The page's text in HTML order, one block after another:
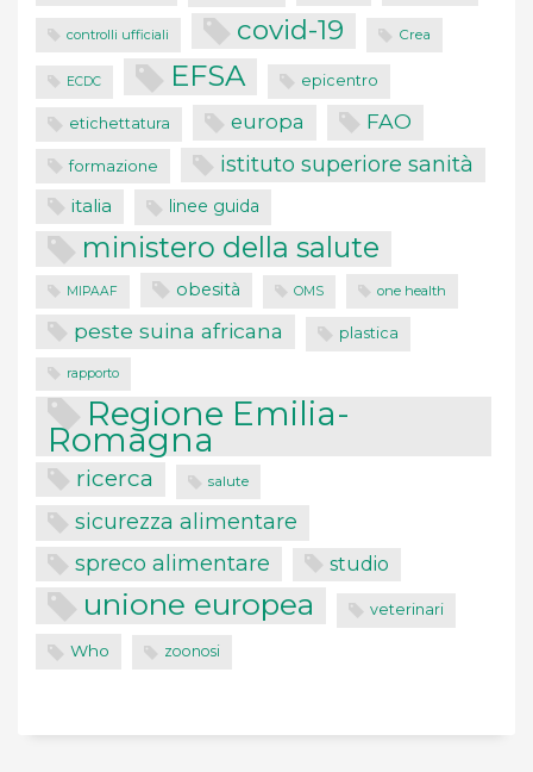
controlli ufficiali covid-19 Crea
ECDC EFSA epicentro
etichettatura europa FAO
formazione istituto superiore sanità
italia linee guida
ministero della salute
MIPAAF obesità OMS one health
peste suina africana plastica
rapporto
Regione Emilia-
Romagna
ricerca salute
sicurezza alimentare
spreco alimentare studio
unione europea veterinari
Who zoonosi